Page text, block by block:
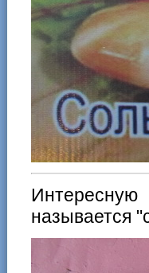
называется